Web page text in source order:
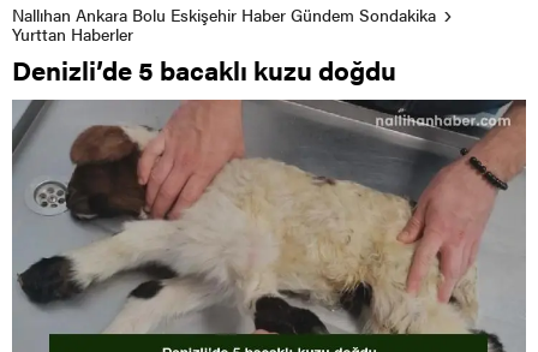
Nallıhan Ankara Bolu Eskişehir Haber Gündem Sondakika
Yurttan Haberler
Denizli’de 5 bacaklı kuzu doğdu